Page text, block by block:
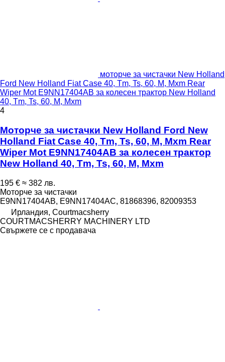
моторче за чистачки New Holland
Ford New Holland Fiat Case 40, Tm, Ts, 60, M, Mxm Rear
Wiper Mot E9NN17404AB за колесен трактор New Holland
40, Tm, Ts, 60, M, Mxm
4
Моторче за чистачки New Holland Ford New
Holland Fiat Case 40, Tm, Ts, 60, M, Mxm Rear
Wiper Mot E9NN17404AB за колесен трактор
New Holland 40, Tm, Ts, 60, M, Mxm
195 € ≈ 382 лв.
Моторче за чистачки
E9NN17404AB, E9NN17404AC, 81868396, 82009353
Ирландия, Courtmacsherry
COURTMACSHERRY MACHINERY LTD
Свържете се с продавача